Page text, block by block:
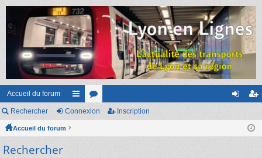
Accueil du forum
ac or
cri
Rechercher Connexion Inscription
Accueil du forum
Rechercher